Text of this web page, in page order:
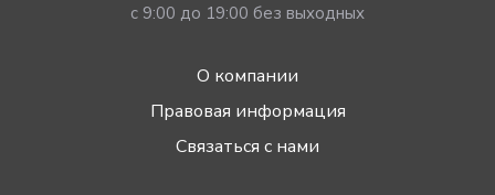
с 9:00 до 19:00 без выходных
О компании
Правовая информация
Связаться с нами